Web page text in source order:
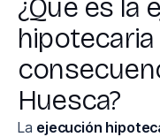
¿Qué es la
Huesca?
La ejecución